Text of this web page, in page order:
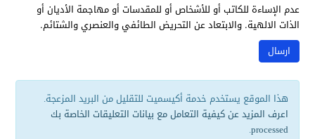
عدم الإساءة للكاتب أو للأشخاص أو للمقدسات أو مهاجمة الأديان أو
الذات الالهية. والابتعاد عن التحريض الطائفي والعنصري والشتائم.
هذا الموقع يستخدم خدمة أكيسميت للتقليل من البريد المزعجة.
اعرف المزيد عن كيفية التعامل مع بيانات التعليقات الخاصة بك
processed
.